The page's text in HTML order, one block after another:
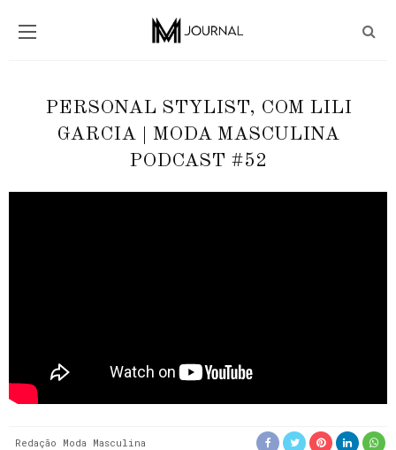
PERSONAL STYLIST, COM LILI
GARCIA | MODA MASCULINA
PODCAST #52
Redação Moda Masculina